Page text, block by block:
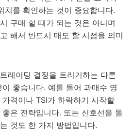
치를 확인하는 것이 중요합니다.
구매 할 때가 되는 것은 아니며
해서 반드시 매도 할 시점을 의미
레이딩 결정을 트리거하는 다른
좋습니다. 예를 들어 과매수 영
격이나 TSI가 하락하기 시작할
은 전략입니다. 또는 신호선을 돌
것도 한 가지 방법입니다.